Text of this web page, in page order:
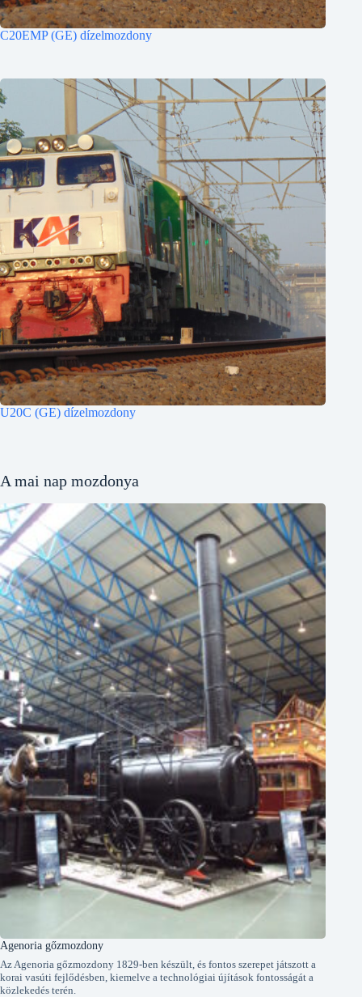
C20EMP (GE) dízelmozdony
U20C (GE) dízelmozdony
A mai nap mozdonya
Agenoria gőzmozdony
Az Agenoria gőzmozdony 1829-ben készült, és fontos szerepet játszott a
korai vasúti fejlődésben, kiemelve a technológiai újítások fontosságát a
közlekedés terén.